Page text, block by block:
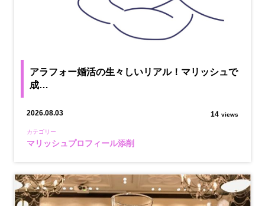
アラフォー婚活の生々しいリアル！マリッシュで
成…
2026.08.03 14 views
カテゴリー
マリッシュプロフィール添削